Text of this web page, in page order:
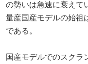
の勢いは急速に衰えて
量産国産モデルの始祖
である。
国産モデルでのスクラ